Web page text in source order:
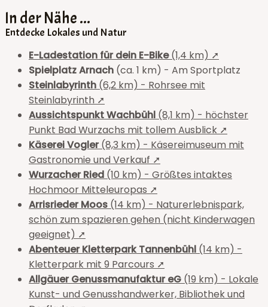
In der Nähe ...
Entdecke Lokales und Natur
E-Ladestation für dein E-Bike(1,4 km) ➚
Spielplatz Arnach (ca. 1 km) - Am Sportplatz
Steinlabyrinth (6,2 km) - Rohrsee mit
Steinlabyrinth ➚
Aussichtspunkt Wachbühl (8,1 km) - höchster
Punkt Bad Wurzachs mit tollem Ausblick ➚
Käserei Vogler(8,3 km) - Käsereimuseum mit
Gastronomie und Verkauf ➚
Wurzacher Ried (10 km) - Größtes intaktes
Hochmoor Mitteleuropas ➚
Arrisrieder Moos (14 km) - Naturerlebnispark,
schön zum spazieren gehen (nicht Kinderwagen
geeignet) ➚
Abenteuer Kletterpark Tannenbühl (14 km) -
Kletterpark mit 9 Parcours ➚
Allgäuer Genussmanufaktur eG (19 km) - Lokale
Kunst- und Genusshandwerker, Bibliothek und